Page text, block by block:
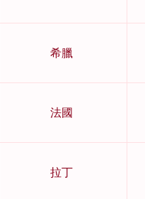
希臘
法國
拉丁